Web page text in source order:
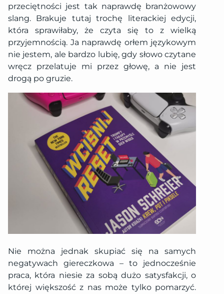
przeciętności jest tak naprawdę branżowowy
slang. Brakuje tutaj trochę literackiej edycji,
która sprawiłaby, że czyta się to z wielką
przyjemnością. Ja naprawdę orłem językowym
nie jestem, ale bardzo lubię, gdy słowo czytane
wręcz przelatuje mi przez głowę, a nie jest
drogą po gruzie.
Nie można jednak skupiać się na samych
negatywach giereczkowa – to jednocześnie
praca, która niesie za sobą dużo satysfakcji, o
której większość z nas może tylko pomarzyć.